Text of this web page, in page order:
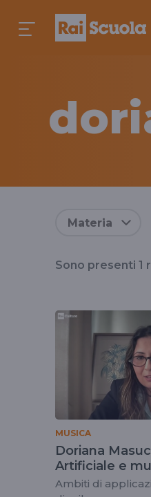
tag
Materia
Sono presenti 1
MUSICA
Doriana
Artificiale e
Ambiti di